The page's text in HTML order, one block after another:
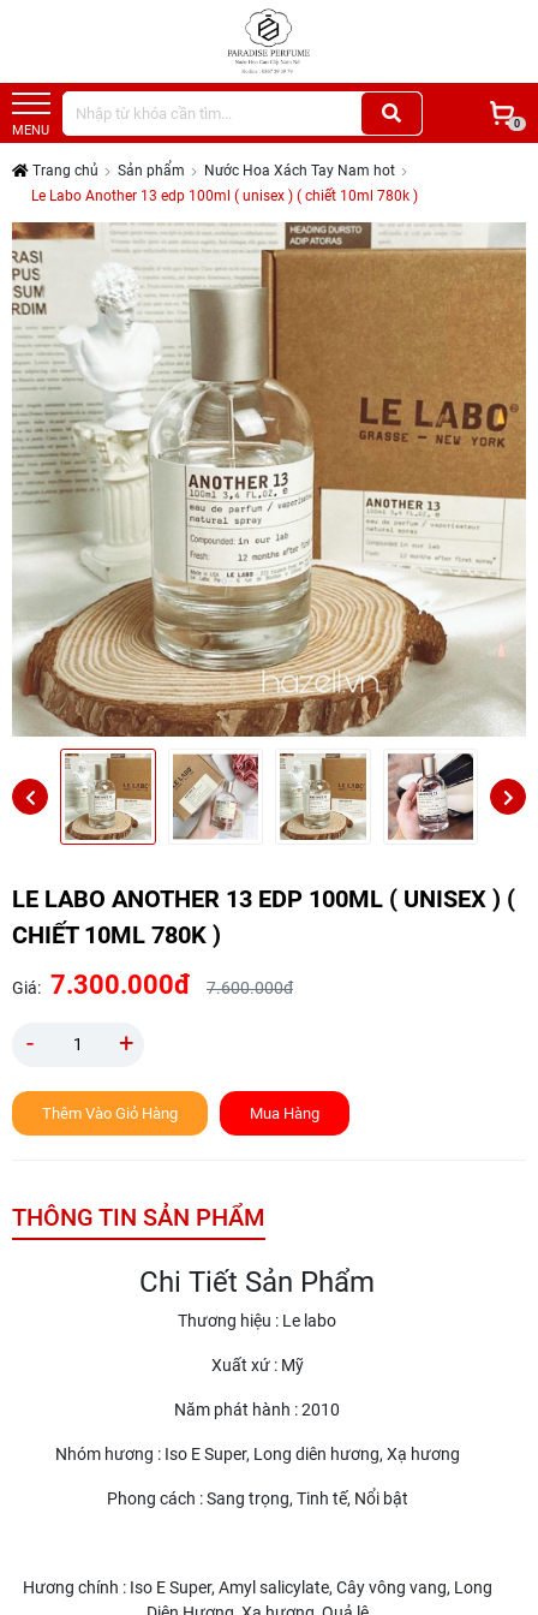
MENU 0
Trang chủ Sản phẩm
Nước Hoa Xách Tay Nam hot
Le Labo Another 13 edp 100ml ( unisex ) ( chiết 10ml 780k )
LE LABO ANOTHER 13 EDP 100ML ( UNISEX ) (
CHIẾT 10ML 780K )
Giá: 7.300.000đ 7.600.000đ
- +
Thêm Vào Giỏ Hàng Mua Hàng
THÔNG TIN SẢN PHẨM
Chi Tiết Sản Phẩm
Thương hiệu : Le labo
Xuất xứ : Mỹ
Năm phát hành : 2010
Nhóm hương : Iso E Super, Long diên hương, Xạ hương
Phong cách : Sang trọng, Tinh tế, Nổi bật
Hương chính : Iso E Super, Amyl salicylate, Cây vông vang, Long